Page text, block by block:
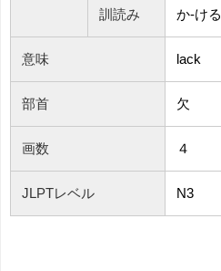
訓読み か-ける
意味 lack
部首 欠
画数 ４
JLPTレベル N3